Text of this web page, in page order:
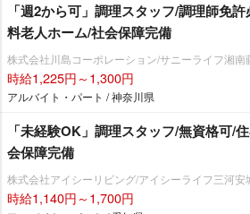
「週2から可」調理スタッフ/調理師免
料老人ホーム/社会保障完備
株式会社川島コーポレーション/サニーライフ湘南
時給1,225円～1,300円
アルバイト・パート / 神奈川県
「未経験OK」調理スタッフ/無資格可/
会保障完備
株式会社アイシーリビング/アイシーライフ三河安
時給1,140円～1,700円